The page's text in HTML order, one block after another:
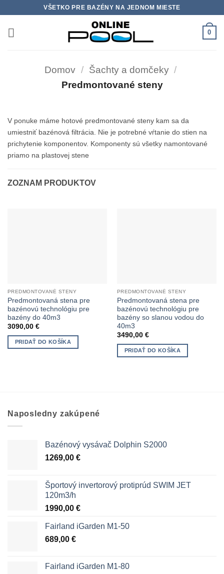
content
VŠETKO PRE BAZÉNY NA JEDNOM MIESTE
0
Domov / Šachty a domčeky /
Predmontované steny
V ponuke máme hotové predmontované steny kam sa da
umiestniť bazénová filtrácia. Nie je potrebné vŕtanie do stien na
prichytenie komponentov. Komponenty sú všetky namontované
priamo na plastovej stene
ZOZNAM PRODUKTOV
PREDMONTOVANÉ STENY
Predmontovaná stena pre
bazénovú technológiu pre
bazény do 40m3
3090,00 €
PRIDAŤ DO KOŠÍKA
PREDMONTOVANÉ STENY
Predmontovaná stena pre
bazénovú technológiu pre
bazény so slanou vodou do
40m3
3490,00 €
PRIDAŤ DO KOŠÍKA
Naposledny zakúpené
Bazénový vysávač Dolphin S2000
1269,00 €
Športový invertorový protiprúd SWIM JET
120m3/h
1990,00 €
Fairland iGarden M1-50
689,00 €
Fairland iGarden M1-80